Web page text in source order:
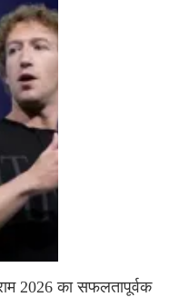
2026 का सफलतापूर्वक